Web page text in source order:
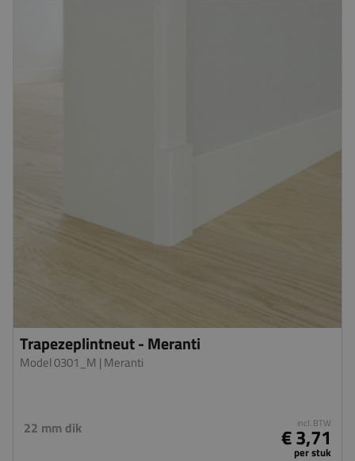
Trapezeplintneut - Meranti
Model 0301_M | Meranti
22 mm dik incl. BTW
€ 3,71
per stuk